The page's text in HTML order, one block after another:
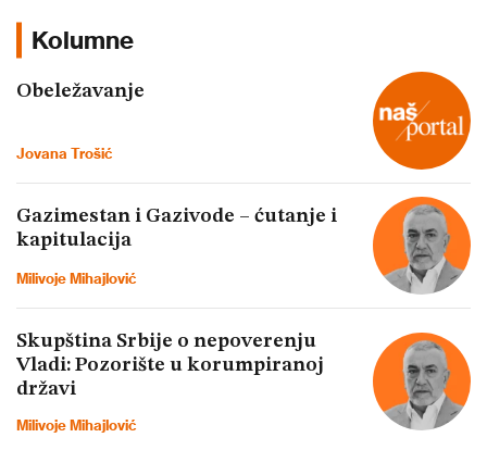
Kolumne
Obeležavanje
Jovana Trošić
Gazimestan i Gazivode – ćutanje i
kapitulacija
Milivoje Mihajlović
Skupština Srbije o nepoverenju
Vladi: Pozorište u korumpiranoj
državi
Milivoje Mihajlović